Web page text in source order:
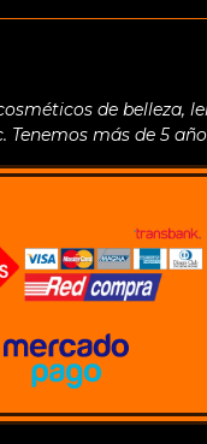
de belleza,
más de 5